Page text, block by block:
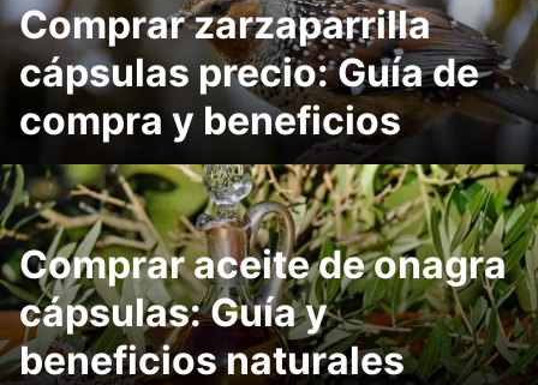
Comprar zarzaparrilla
cápsulas precio: Guía de
compra y beneficios
Comprar aceite de onagra
cápsulas: Guía y
beneficios naturales